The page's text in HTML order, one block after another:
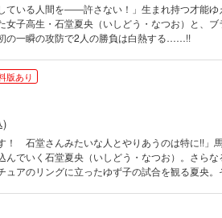
ている人間を――許さない！」生まれ持つ才能
女子高生・石堂夏央（いしどう・なつお）と、
の一瞬の攻防で2人の勝負は白熱する……!!
版あり
)
！ 石堂さんみたいな人とやりあうのは特に!!」
んでいく石堂夏央（いしどう・なつお）。さら
ュアのリングに立ったゆず子の試合を観る夏